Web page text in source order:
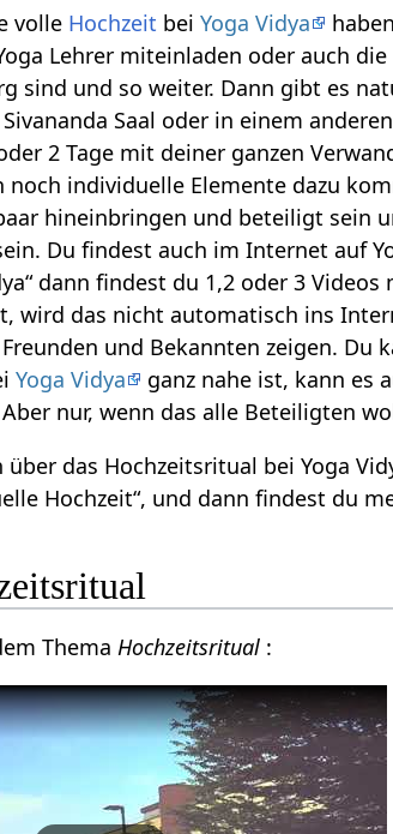
volle Hochzeit beiYoga Vidya
Lehrer miteinladen oder auch die
sind und so weiter. Dann gibt es
Saal oder in einem
2 Tage mit deiner ganzen
noch individuelle Elemente dazu
hineinbringen und beteiligt sein
Du findest auch im Internet auf
dann findest du 1,2 oder 3
wird das nicht automatisch ins
und Bekannten zeigen.
Yoga Vidya
ganz nahe ist, kann es
nur, wenn das alle Beteiligten
das Hochzeitsritual bei Yoga
Hochzeit“, und dann findest du
Thema Hochzeitsritual :